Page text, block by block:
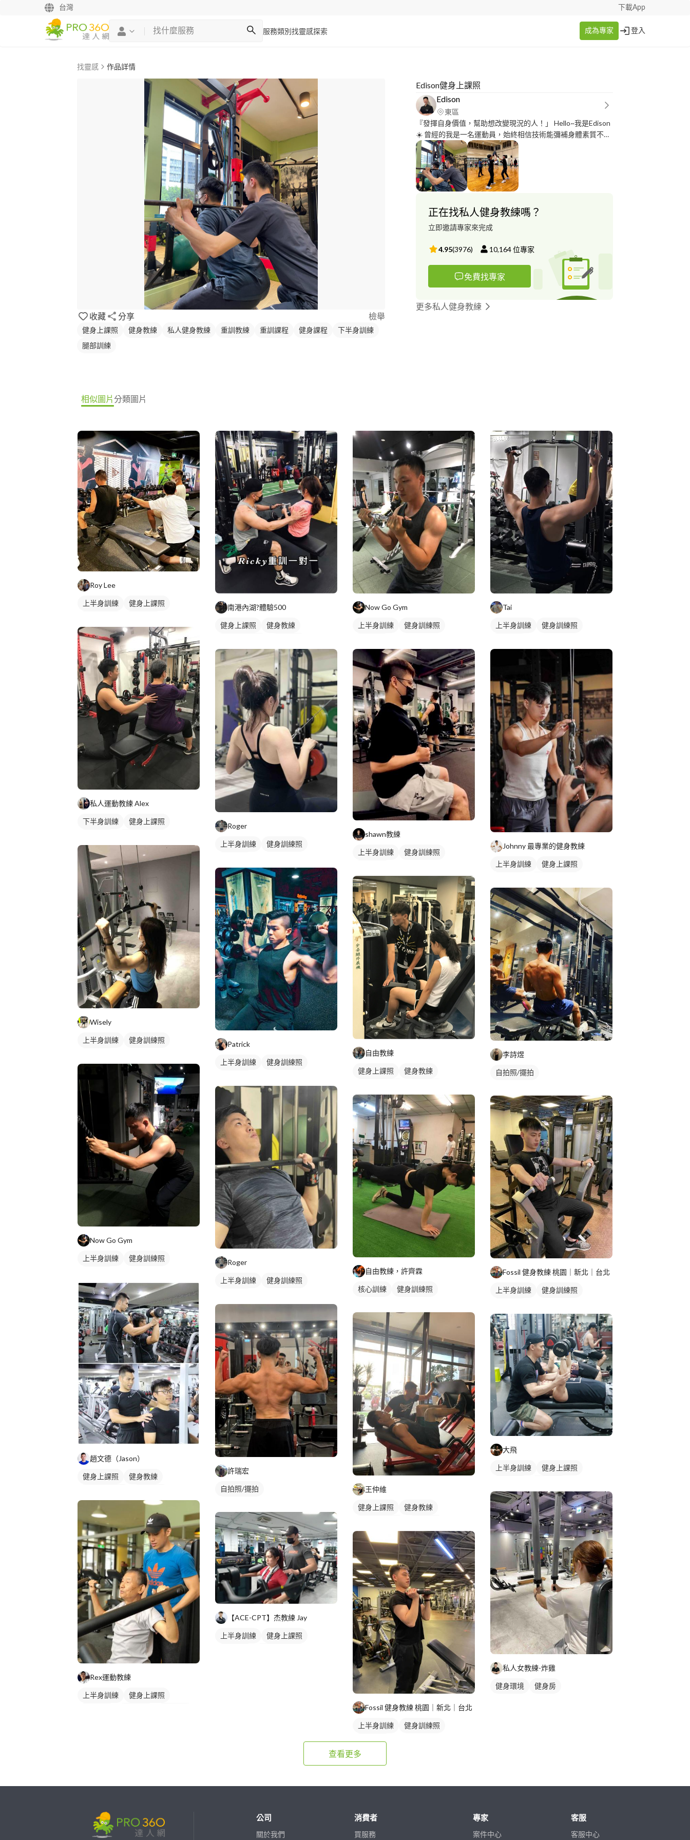
台灣 下載App
服務類別 找靈感探索 成為專家 登入
找靈感 作品詳情
收藏 分享 檢舉
健身上課照 健身教練 私人健身教練 重訓教練 重訓課程 健身課程
下半身訓練
腿部訓練
Edison健身上課照
Edison
東區
『發揮自身價值，幫助想改變現況的人！」 Hello~我是Edison
☀️ 曾經的我是一名運動員，始終相信技術能彌補身體素質不足
的問題，但遇到一次又一次的運動傷害 開始堅信著訓練帶來的
生理、心理素質的提升，透過訓練讓身體產生巨大的變化? 只
要跨出第一步 Edison 就能幫助您完成下一步✅ 《專業證照》
AFAA-PFT 國際個人體適能顧問 中華民國健身運動協會體適能
健身C級指導員 THUMP Boxing 互動式健身拳擊L1+L2 中華民
中華民國跆拳道協會黑帶2段 《學/經歷》 國立臺北教育大學-
體育學系 臺北市政府公務人員訓練處成人輕適能教練 國立臺北
能教練 國立臺北教育大學-燃脂健身拳擊教練 國立臺北教育大
正在找私人健身教練嗎？
立即邀請專家來完成
4.95(3976) 10,164位專家
免費找專家
更多私人健身教練
相似圖片分類圖片
Roy Lee
上半身訓練
健身上課照
健身課程
重訓課程 腿部訓練
私人運動教練 Alex
下半身訓練
健身上課照
健身團體課
重訓教練
重訓課程
健身課程
Wisely
上半身訓練
健身訓練照
Now Go Gym
上半身訓練
健身訓練照
趙文德（Jason）
健身上課照
健身教練
重訓課程
健身課程
Rex運動教練
上半身訓練
健身上課照
南港內湖?️體驗500
健身上課照
健身教練
重訓課程
健身課程
Roger
上半身訓練
健身訓練照
Patrick
上半身訓練
健身訓練照
Roger
上半身訓練
健身訓練照
許瑞宏
自拍照/擺拍
【ACE-CPT】杰教練 Jay
上半身訓練
健身上課照
Now Go Gym
上半身訓練
健身訓練照
shawn教練
上半身訓練
健身訓練照
自由教練
健身上課照
健身教練
健身課程
重訓課程
腿部訓練
下半身訓練
自由教練，許齊霖
核心訓練 健身訓練照
王仲維
健身上課照
健身教練
健身課程
重訓課程 腿部訓練
Fossil 健身教練 桃園｜新北｜台北
上半身訓練
健身訓練照
手臂訓練
Tai
上半身訓練
健身訓練照
Johnny 最專業的健身教練
上半身訓練
健身上課照
重訓教練
重訓課程 健身課程
李詩煜
自拍照/擺拍
Fossil 健身教練 桃園｜新北｜台北
上半身訓練
健身訓練照
大飛
上半身訓練
健身上課照
私人女教練-炸雞
健身環境 健身房
查看更多
公司
關於我們
消費者
買服務
專家
案件中心
客服
客服中心